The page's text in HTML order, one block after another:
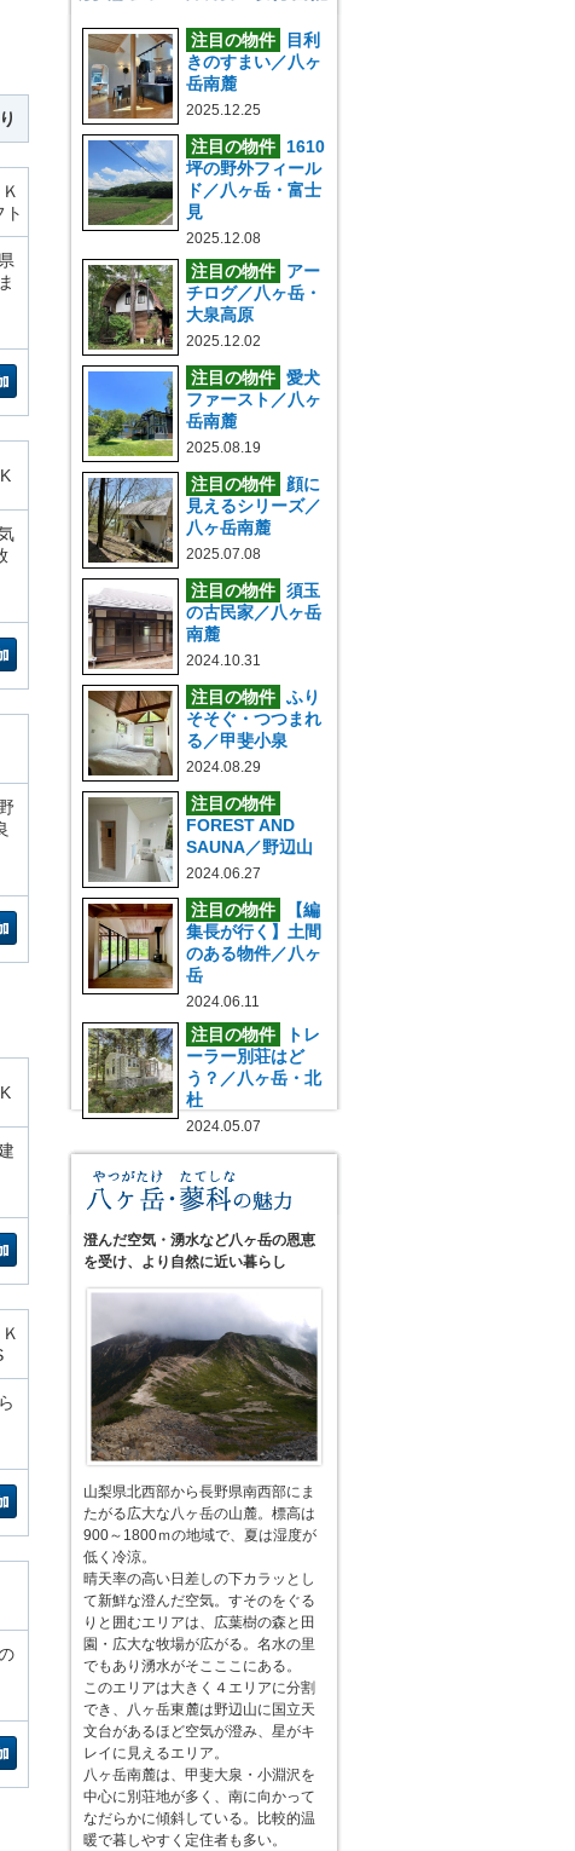
ト
注目の物件
目利
きのすまい／八ヶ
岳南麓
2025.12.25
注目の物件
1610
坪の野外フィール
ド／八ヶ岳・富士
見
2025.12.08
注目の物件
アー
チログ／八ヶ岳・
大泉高原
2025.12.02
注目の物件 愛犬
ファースト／八ヶ
岳南麓
2025.08.19
注目の物件
顔に
見えるシリーズ／
八ヶ岳南麓
2025.07.08
注目の物件 須玉
の古民家／八ヶ岳
南麓
2024.10.31
注目の物件 ふり
そそぐ・つつまれ
る／甲斐小泉
2024.08.29
注目の物件
FOREST AND
SAUNA／野辺山
2024.06.27
注目の物件
【編
集長が行く】土間
のある物件／八ヶ
岳
2024.06.11
注目の物件
トレ
ーラー別荘はど
う？／八ヶ岳・北
杜
2024.05.07
澄んだ空気・湧水など八ヶ岳の恩恵
を受け、より自然に近い暮らし
山梨県北西部から長野県南西部にま
たがる広大な八ヶ岳の山麓。標高は
900～1800ｍの地域で、夏は湿度が
低く冷涼。
晴天率の高い日差しの下カラッとし
て新鮮な澄んだ空気。すそのをぐる
りと囲むエリアは、広葉樹の森と田
園・広大な牧場が広がる。名水の里
でもあり湧水がそこここにある。
このエリアは大きく４エリアに分割
でき、八ヶ岳東麓は野辺山に国立天
文台があるほど空気が澄み、星がキ
レイに見えるエリア。
八ヶ岳南麓は、甲斐大泉・小淵沢を
中心に別荘地が多く、南に向かって
なだらかに傾斜している。比較的温
暖で暮しやすく定住者も多い。